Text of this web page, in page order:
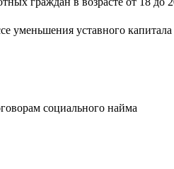
уменьшения уставного капитала
социального найма